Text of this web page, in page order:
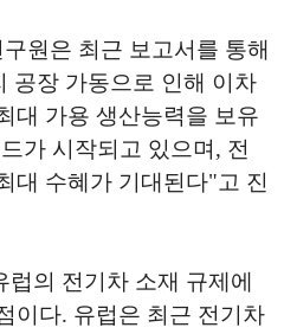
원은 최근 보고서를 통해
공장 가동으로 인해 이차
대 가용 생산능력을 보유
가 시작되고 있으며, 전
대 수혜가 기대된다"고 진
의 전기차 소재 규제에
이다. 유럽은 최근 전기차